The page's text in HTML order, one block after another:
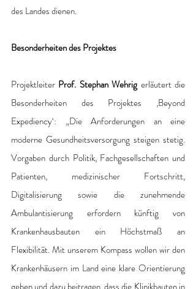
des Landes dienen.
Besonderheiten des Projektes
Projektleiter Prof. Stephan Wehrig erläutert die
Besonderheiten des Projektes ‚Beyond
Expediency‘: „Die Anforderungen an eine
moderne Gesundheitsversorgung steigen stetig.
Vorgaben durch Politik, Fachgesellschaften und
Patienten, medizinischer Fortschritt,
Digitalisierung sowie die zunehmende
Ambulantisierung erfordern künftig von
Krankenhausbauten ein Höchstmaß an
Flexibilität. Mit unserem Kompass wollen wir den
Krankenhäusern im Land eine klare Orientierung